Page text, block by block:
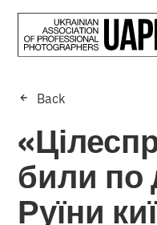
Back
били по
Руїни